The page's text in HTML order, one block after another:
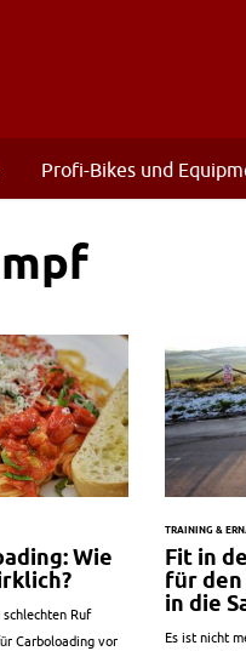
Profi-Bikes und
Wie
Ruf
Carboloading vor
TRAINING &
Fit in
für
in die
Es ist nicht